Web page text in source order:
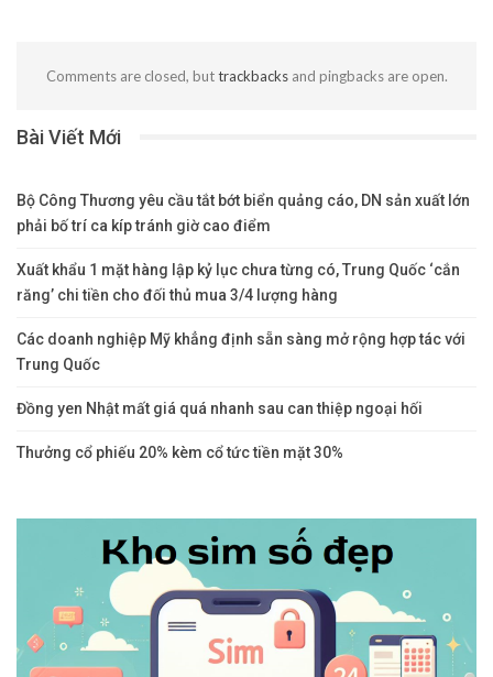
Comments are closed, buttrackbacksand pingbacks are open.
Bài Viết Mới
Bộ Công Thương yêu cầu tắt bớt biển quảng cáo, DN sản xuất lớn
phải bố trí ca kíp tránh giờ cao điểm
Xuất khẩu 1 mặt hàng lập kỷ lục chưa từng có, Trung Quốc ‘cắn
răng’ chi tiền cho đối thủ mua 3/4 lượng hàng
Các doanh nghiệp Mỹ khẳng định sẵn sàng mở rộng hợp tác với
Trung Quốc
Đồng yen Nhật mất giá quá nhanh sau can thiệp ngoại hối
Thưởng cổ phiếu 20% kèm cổ tức tiền mặt 30%